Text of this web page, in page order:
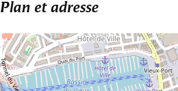
Plan et adresse